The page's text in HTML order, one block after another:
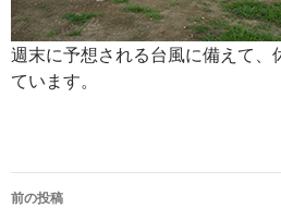
週末に予想される台風に備えて、
ています。
投
前の投稿